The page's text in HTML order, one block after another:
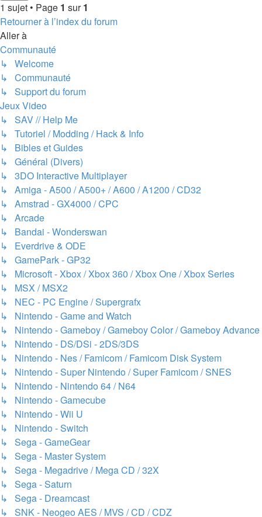
1 sujet • Page 1 sur1
Retourner à l’index du forum
Aller à
Communauté
↳ Welcome
↳ Communauté
↳ Support du forum
Jeux Video
↳ SAV // Help Me
↳ Tutoriel / Modding / Hack & Info
↳ Bibles et Guides
↳ Général (Divers)
↳ 3DO Interactive Multiplayer
↳ Amiga - A500 / A500+ / A600 / A1200 / CD32
↳ Amstrad - GX4000 / CPC
↳ Arcade
↳ Bandai - Wonderswan
↳ Everdrive & ODE
↳ GamePark - GP32
↳ Microsoft - Xbox / Xbox 360 / Xbox One / Xbox Series
↳ MSX / MSX2
↳ NEC - PC Engine / Supergrafx
↳ Nintendo - Game and Watch
↳ Nintendo - Gameboy / Gameboy Color / Gameboy Advance
↳ Nintendo - DS/DSi - 2DS/3DS
↳ Nintendo - Nes / Famicom / Famicom Disk System
↳ Nintendo - Super Nintendo / Super Famicom / SNES
↳ Nintendo - Nintendo 64 / N64
↳ Nintendo - Gamecube
↳ Nintendo - Wii U
↳ Nintendo - Switch
↳ Sega - GameGear
↳ Sega - Master System
↳ Sega - Megadrive / Mega CD / 32X
↳ Sega - Saturn
↳ Sega - Dreamcast
↳ SNK - Neogeo AES / MVS / CD / CDZ